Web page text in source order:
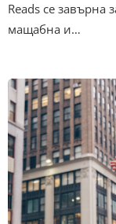
Reads се завърна
мащабна и…